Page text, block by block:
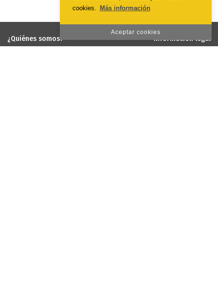
cookies.
Más información
Aceptar cookies
¿Quiénes somos? Información legal